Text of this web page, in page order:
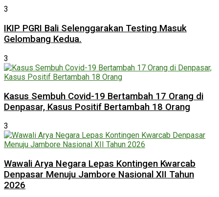
3
IKIP PGRI Bali Selenggarakan Testing Masuk
Gelombang Kedua.
3
Kasus Sembuh Covid-19 Bertambah 17 Orang di
Denpasar, Kasus Positif Bertambah 18 Orang
3
Wawali Arya Negara Lepas Kontingen Kwarcab
Denpasar Menuju Jambore Nasional XII Tahun
2026